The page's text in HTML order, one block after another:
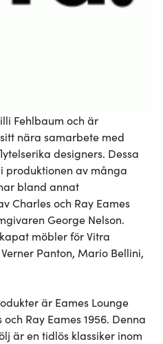
Fehlbaum och är
nära samarbete med
designers. Dessa
produktionen av många
bland annat
Charles och Ray Eames
George Nelson.
möbler för Vitra
Panton, Mario Bellini,
är Eames Lounge
Ray Eames 1956. Denna
är en tidlös klassiker inom